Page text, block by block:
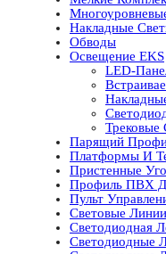
Накладные
Обводы
Освещение EKS
LED-
Трековые
Парящий
Платформы И
Пристенные
Профиль ПВХ
Пульт
Световые Линии
Светодиодная
Светодиодные